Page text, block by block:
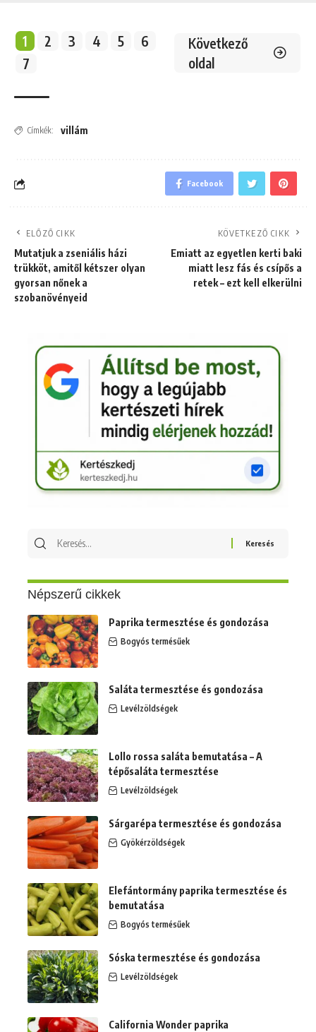
1 2 3 4 5
6
7
Következő
oldal
Címkék: villám
Facebook
ELŐZŐ CIKK
Mutatjuk a zseniális házi
trükköt, amitől kétszer olyan
gyorsan nőnek a
szobanövényeid
KÖVETKEZŐ CIKK
Emiatt az egyetlen kerti baki
miatt lesz fás és csípős a
retek – ezt kell elkerülni
Keresés
Népszerű cikkek
Paprika termesztése és gondozása
Bogyós termésűek
Saláta termesztése és gondozása
Levélzöldségek
Lollo rossa saláta bemutatása – A
tépősaláta termesztése
Levélzöldségek
Sárgarépa termesztése és gondozása
Gyökérzöldségek
Elefántormány paprika termesztése és
bemutatása
Bogyós termésűek
Sóska termesztése és gondozása
Levélzöldségek
California Wonder paprika